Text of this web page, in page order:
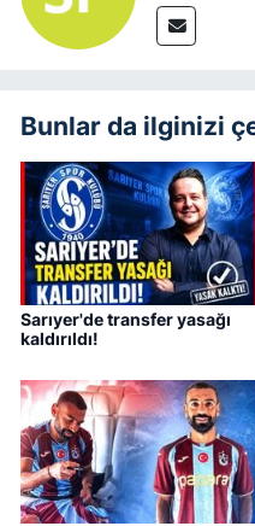
Bunlar da ilginizi
Sarıyer'de transfer yasağı
kaldırıldı!